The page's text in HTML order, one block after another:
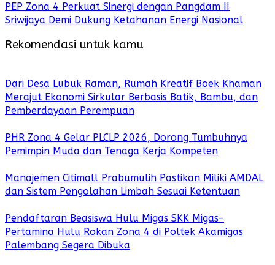
PEP Zona 4 Perkuat Sinergi dengan Pangdam II
Sriwijaya Demi Dukung Ketahanan Energi Nasional
Rekomendasi untuk kamu
Dari Desa Lubuk Raman, Rumah Kreatif Boek Khaman
Merajut Ekonomi Sirkular Berbasis Batik, Bambu, dan
Pemberdayaan Perempuan
PHR Zona 4 Gelar PLCLP 2026, Dorong Tumbuhnya
Pemimpin Muda dan Tenaga Kerja Kompeten
Manajemen Citimall Prabumulih Pastikan Miliki AMDAL
dan Sistem Pengolahan Limbah Sesuai Ketentuan
Pendaftaran Beasiswa Hulu Migas SKK Migas–
Pertamina Hulu Rokan Zona 4 di Poltek Akamigas
Palembang Segera Dibuka